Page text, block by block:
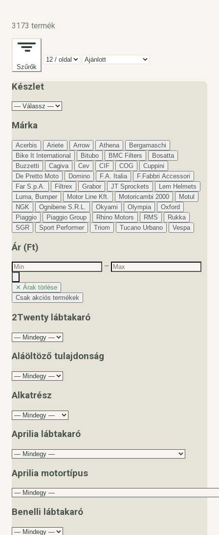
3173 termék
Szűrők
Készlet
Márka
Acerbis Ariete Arrow Athena
Bergamaschi
Bike It International
Bitubo BMC Filters
Bosatta
Buzzetti
Cagiva Cev CIF COG
Cuppini
De Pretto Moto
Domino F.A. Italia
F.Fabbri Accessori
Far S.p.A.
Filtrex Grabor JT Sprockets
Lem Helmets
Luma, Bumper
Motor Line Kft. Motoricambi 2000
Motul
NGK
Ognibene S.R.L. Okyami Olympia
Oxford
Piaggio
Piaggio Group Rhino Motors RMS
Rukka
SGR
Sport Performer Triom Tucano Urbano Vespa
Ár (Ft)
–
✕ Árak törlése
Csak akciós termékek
2Twenty lábtakaró
Aláöltöző tulajdonság
Alkatrész
Aprilia lábtakaró
Aprilia motortípus
Benelli lábtakaró